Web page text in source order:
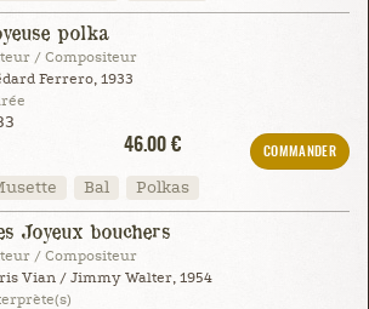
polka
/ Compositeur
Ferrero, 1933
46.00 €
COMMANDER
Bal Polkas
Joyeux bouchers
/ Compositeur
Vian / Jimmy Walter, 1954